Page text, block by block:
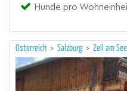
Hunde pro
Österreich > Salzburg > Zell am